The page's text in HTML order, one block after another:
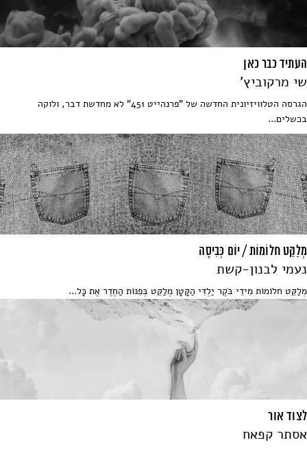
העתיד כבר כאן
שי מרקוביץ'
הגרסה הטלוויזיונית החדשה של "פרנהייט 451" לא מחדשת דבר, ולוקה
בכשלים...
מְלַקֵּט חלוֹמוֹת / יוֹם כְּבִיסָה
נעמי לבנון-קשת
מְלַקֵּט חלוֹמוֹת מִידֵי בֹּקֶר יַלְדִּי הַקָּטָן מְלַקֵּט בְּפִנּוֹת הַחֶדֶר אֶת כָּל...
לצוד אור
אסתר קפאח